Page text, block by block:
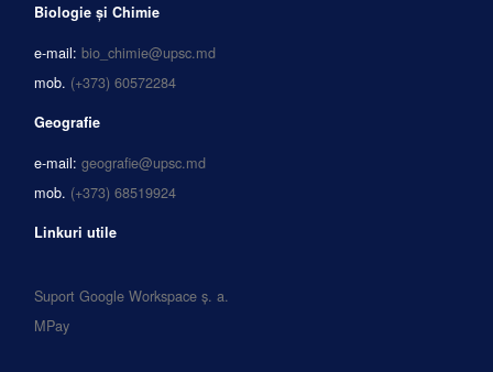
Biologie și Chimie
e-mail: bio_chimie@upsc.md
mob. (+373) 60572284
Geografie
e-mail: geografie@upsc.md
mob. (+373) 68519924
Linkuri utile
Suport Google Workspace ș. a.
MPay